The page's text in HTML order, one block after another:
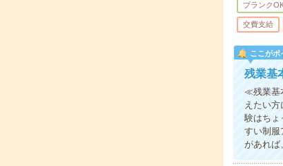
ブランク
交費支給
ここがポ
残業基
≪残業基
えたい
験はち
すい制
があれ